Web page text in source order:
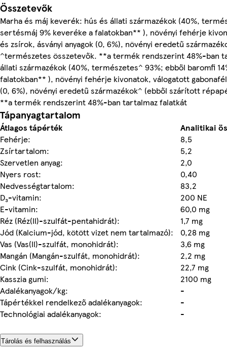
Összetevők
Marha és máj keverék: hús és állati származékok (40%,
sertésmáj 9% keveréke a falatokban** ), növényi fehérje
és zsírok, ásványi anyagok (0, 6%), növényi eredetű
^természetes összetevők. **a termék rendszerint 48%-ban
állati származékok (40%, természetes^ 93%; ebből baromfi
falatokban** ), növényi fehérje kivonatok, válogatott
(0, 6%), növényi eredetű származékok^ (ebből szárított
**a termék rendszerint 48%-ban tartalmaz falatkát
Tápanyagtartalom
Átlagos tápérték
Analitikai
Fehérje:
8,5
Zsírtartalom:
5,2
Szervetlen anyag:
2,0
Nyers rost:
0,40
Nedvességtartalom:
83,2
D₃-vitamin:
200 NE
E-vitamin:
60,0 mg
Réz (Réz(II)-szulfát-pentahidrát):
1,7 mg
Jód (Kalcium-jód, kötött vizet nem tartalmazó):
0,28 mg
Vas (Vas(II)-szulfát, monohidrát):
3,6 mg
Mangán (Mangán-szulfát, monohidrát):
2,2 mg
Cink (Cink-szulfát, monohidrát):
22,7 mg
Kasszia gumi:
2100 mg
Adalékanyagok/kg:
-
Tápértékkel rendelkező adalékanyagok:
-
Technológiai adalékanyagok:
-
Tárolás és felhasználás